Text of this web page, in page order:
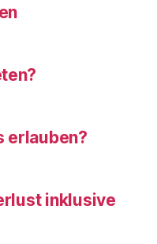
erlauben?
inklusive